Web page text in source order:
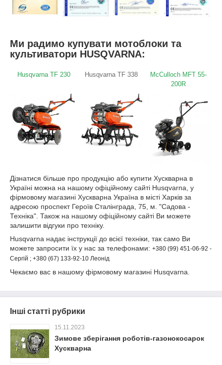
Ми радимо купувати мотоблоки та
культиватори HUSQVARNA:
Husqvarna TF 230 Husqvarna TF 338
McCulloch MFT 55-
200R
Дізнатися більше про продукцію або купити Хускварна в
Україні можна на нашому офіційному сайті Husqvarna, у
фірмовому магазині Хускварна Україна в місті Харків за
адресою проспект Героїв Сталінграда, 75, м. "Садова -
Техніка". Також на нашому офіційному сайті Ви можете
залишити відгуки про техніку.
Husqvarna надає інструкції до всієї техніки, так само Ви
можете запросити їх у нас за телефонами: +380 (99) 451-06-92 -
Сергій ; +380 (67) 133-92-10 Леонід
Чекаємо вас в нашому фірмовому магазині Husqvarna.
Інші статті рубрики
15.11.2023
Зимове зберігання роботів-газонокосарок
Хускварна